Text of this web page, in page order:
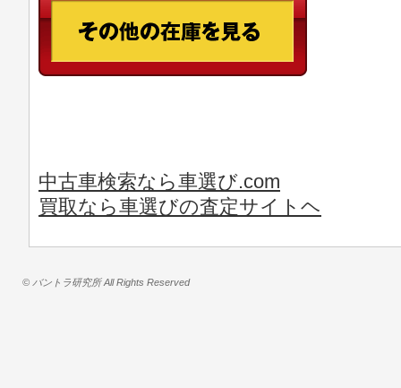
中古車検索なら車選び.com
買取なら車選びの査定サイトヘ
© バントラ研究所 All Rights Reserved